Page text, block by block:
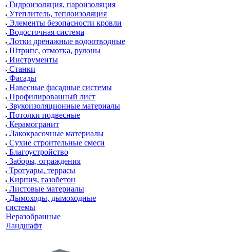
Гидроизоляция, пароизоляция
Утеплитель, теплоизоляция
Элементы безопасности кровли
Водосточная система
Лотки дренажные водоотводные
Штрипс, отмотка, рулоны
Инструменты
Станки
Фасады
Навесные фасадные системы
Профилированный лист
Звукоизоляционные материалы
Потолки подвесные
Керамогранит
Лакокрасочные материалы
Сухие строительные смеси
Благоустройство
Заборы, ограждения
Тротуары, террасы
Кирпич, газобетон
Листовые материалы
Дымоходы, дымоходные
системы
Неразобранные
Ландшафт